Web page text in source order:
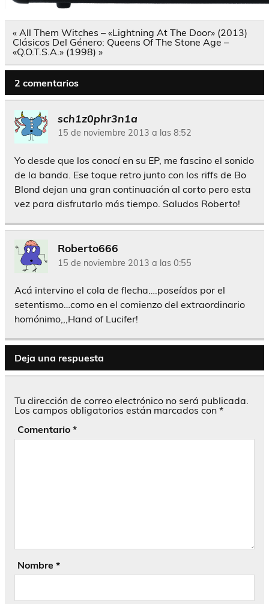
Navegación
de
entradas
« All Them Witches – «Lightning At The Door» (2013)
Clásicos Del Género: Queens Of The Stone Age –
«Q.O.T.S.A.» (1998) »
2 comentarios
sch1z0phr3n1a
15 de noviembre 2013 a las 8:52
Yo desde que los conocí en su EP, me fascino el sonido
de la banda. Ese toque retro junto con los riffs de Bo
Blond dejan una gran continuación al corto pero esta
vez para disfrutarlo más tiempo. Saludos Roberto!
Roberto666
15 de noviembre 2013 a las 0:55
Acá intervino el cola de flecha….poseídos por el
setentismo…como en el comienzo del extraordinario
homónimo,,,Hand of Lucifer!
Deja una respuesta
Tu dirección de correo electrónico no será publicada.
Los campos obligatorios están marcados con *
Comentario *
Nombre *